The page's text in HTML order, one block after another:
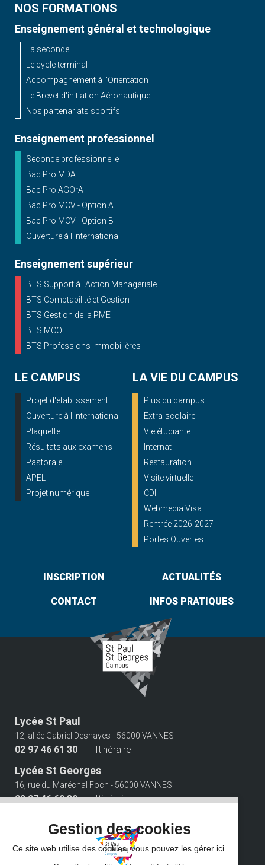
NOS FORMATIONS
Enseignement général et technologique
La seconde
Le cycle terminal
Accompagnement à l'Orientation
Le Brevet d'initiation Aéronautique
Nos partenariats sportifs
Enseignement professionnel
Seconde professionnelle
Bac Pro MDA
Bac Pro AGOrA
Bac Pro MCV - Option A
Bac Pro MCV - Option B
Ouverture à l'international
Enseignement supérieur
BTS Support à l’Action Managériale
BTS Comptabilité et Gestion
BTS Gestion de la PME
BTS MCO
BTS Professions Immobilières
LE CAMPUS
Projet d'établissement
Ouverture à l'international
Plaquette
Résultats aux examens
Pastorale
APEL
Projet numérique
LA VIE DU CAMPUS
Plus du campus
Extra-scolaire
Vie étudiante
Internat
Restauration
Visite virtuelle
CDI
Webmedia Visa
Rentrée 2026-2027
Portes Ouvertes
INSCRIPTION ACTUALITÉS
CONTACT INFOS PRATIQUES
Lycée St Paul
12, allée Gabriel Deshayes - 56000 VANNES
02 97 46 61 30 Itinéraire
Lycée St Georges
16, rue du Maréchal Foch - 56000 VANNES
02 97 46 60 30 Itinéraire
Gestion des cookies
Ce site web utilise des cookies, vous pouvez les gérer ici.